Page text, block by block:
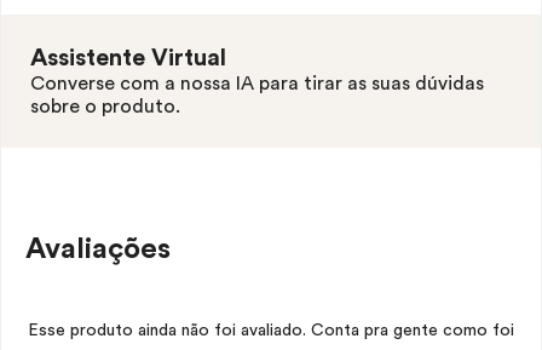
Assistente Virtual
Converse com a nossa IA para tirar as suas dúvidas
sobre o produto.
Avaliações
Esse produto ainda não foi avaliado. Conta pra gente como foi